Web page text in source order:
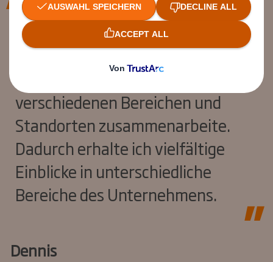
Die Arbeit in meiner Rolle ist
besonders abwechslungsreich, da
ich eng mit Kollegen aus
verschiedenen Bereichen und
Standorten zusammenarbeite.
Dadurch erhalte ich vielfältige
Einblicke in unterschiedliche
Bereiche des Unternehmens.
Dennis